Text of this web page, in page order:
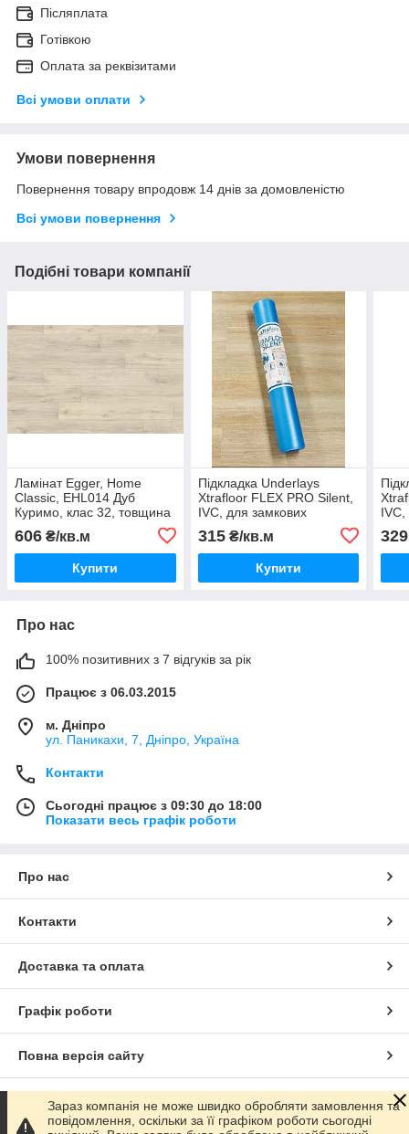
Післяплата
Готівкою
Оплата за реквізитами
Всі умови оплати
Умови повернення
Повернення товару впродовж 14 днів за домовленістю
Всі умови повернення
Подібні товари компанії
Ламінат Egger, Home
Classic, EHL014 Дуб
Куримо, клас 32, товщина
Німеччина
606 ₴/кв.м
Купити
Підкладка Underlays
Xtrafloor FLEX PRO Silent,
IVC, для замкових
вінілових плиток, товщина
1,1 мм
315₴/кв.м
Купити
IVC,
1,5
329
Про нас
100% позитивних з 7 відгуків за рік
Працює з 06.03.2015
м. Дніпро
ул. Паникахи, 7, Дніпро, Україна
Контакти
Сьогодні працює з 09:30 до 18:00
Показати весь графік роботи
Про нас
Контакти
Доставка та оплата
Графік роботи
Повна версія сайту
Сайт створено на маркетплейсі Prom.ua
Зараз компанія не може швидко обробляти замовлення та
повідомлення, оскільки за її графіком роботи сьогодні